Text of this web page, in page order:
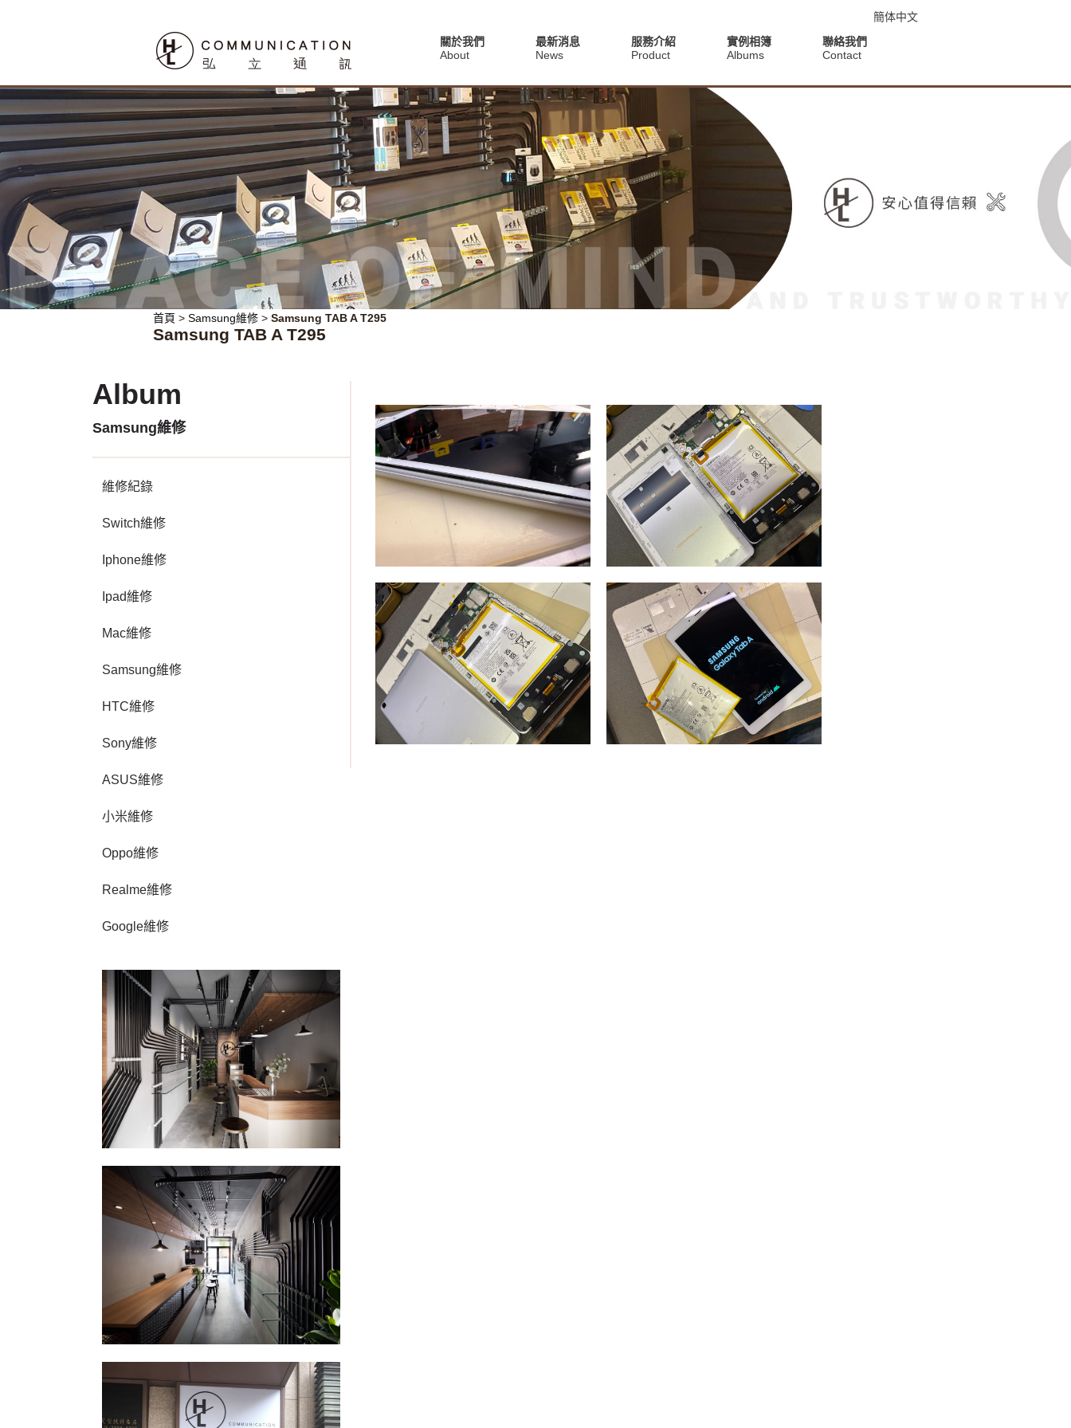
簡体中文
關於我們
About
最新消息
News
服務介紹
Product
實例相簿
Albums
聯絡我們
Contact
首頁 > Samsung維修 > Samsung TAB A T295
Samsung TAB A T295
Album
Samsung維修
維修紀錄
Switch維修
Iphone維修
Ipad維修
Mac維修
Samsung維修
HTC維修
Sony維修
ASUS維修
小米維修
Oppo維修
Realme維修
Google維修